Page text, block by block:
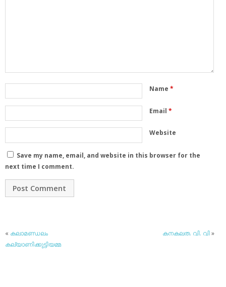
Name *
Email *
Website
Save my name, email, and website in this browser for the
next time I comment.
« കലാമണ്ഡലം
കല്യാണിക്കുട്ടിയമ്മ
കനകലത. വി. വി»